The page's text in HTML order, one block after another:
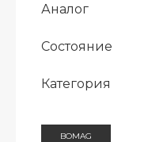
Аналог
Состояние
Категория
BOMAG